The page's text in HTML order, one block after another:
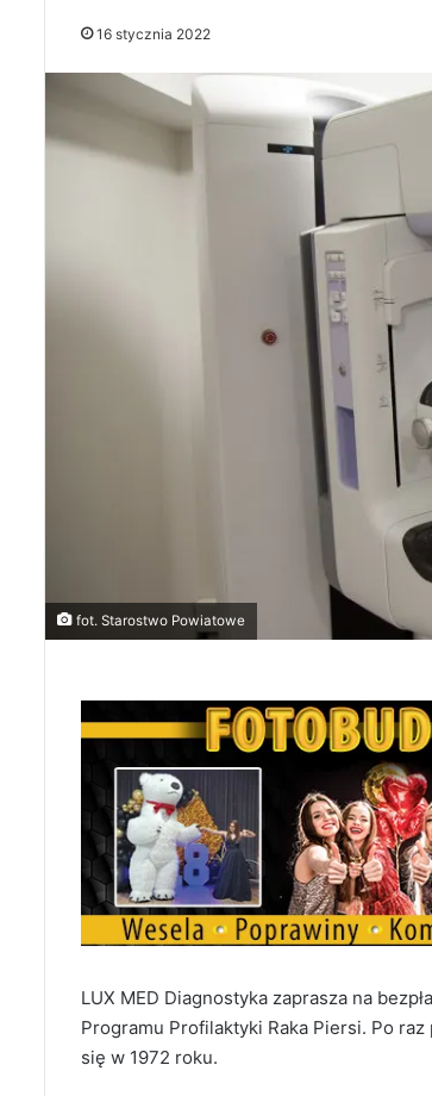
16 stycznia 2022
fot. Starostwo Powiatowe
LUX MED Diagnostyka zaprasza na
Programu Profilaktyki Raka Piersi. Po
się w 1972 roku.